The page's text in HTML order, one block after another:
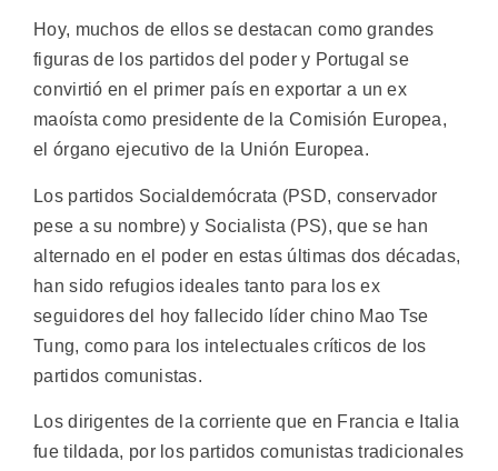
Hoy, muchos de ellos se destacan como grandes
figuras de los partidos del poder y Portugal se
convirtió en el primer país en exportar a un ex
maoísta como presidente de la Comisión Europea,
el órgano ejecutivo de la Unión Europea.
Los partidos Socialdemócrata (PSD, conservador
pese a su nombre) y Socialista (PS), que se han
alternado en el poder en estas últimas dos décadas,
han sido refugios ideales tanto para los ex
seguidores del hoy fallecido líder chino Mao Tse
Tung, como para los intelectuales críticos de los
partidos comunistas.
Los dirigentes de la corriente que en Francia e Italia
fue tildada, por los partidos comunistas tradicionales